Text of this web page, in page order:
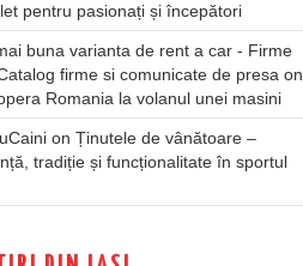
pentru pasionați și începători
buna varianta de rent a car - Firme
firme si comunicate de presa on
Romania la volanul unei masini
on Ținutele de vânătoare –
tradiție și funcționalitate în sportul